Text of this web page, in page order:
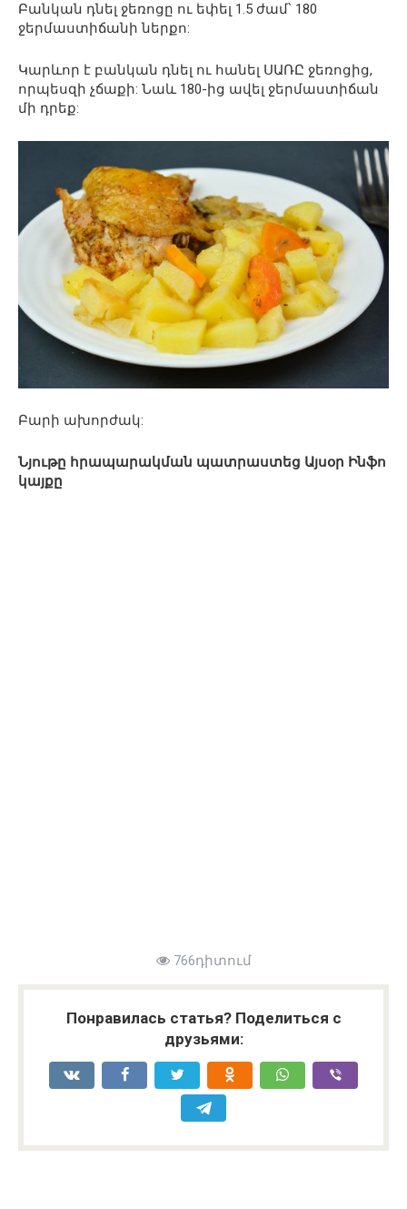
Բանկան դնել ջեռոցը ու եփել 1.5 ժամ՝ 180
ջերմաստիճանի ներքո:
Կարևոր է բանկան դնել ու հանել ՍԱՌԸ ջեռոցից,
որպեսզի չճաքի: Նաև 180-ից ավել ջերմաստիճան
մի դրեք:
Բարի ախորժակ:
Նյութը հրապարակման պատրաստեց Այսօր Ինֆո
կայքը
766դիտում
Понравилась статья? Поделиться с
друзьями: